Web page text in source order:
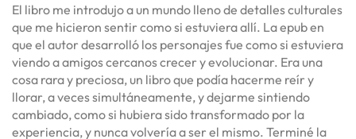
El libro me introdujo a un mundo lleno de detalles culturales
que me hicieron sentir como si estuviera allí. La epub en
que el autor desarrolló los personajes fue como si estuviera
viendo a amigos cercanos crecer y evolucionar. Era una
cosa rara y preciosa, un libro que podía hacerme reír y
llorar, a veces simultáneamente, y dejarme sintiendo
cambiado, como si hubiera sido transformado por la
experiencia, y nunca volvería a ser el mismo. Terminé la